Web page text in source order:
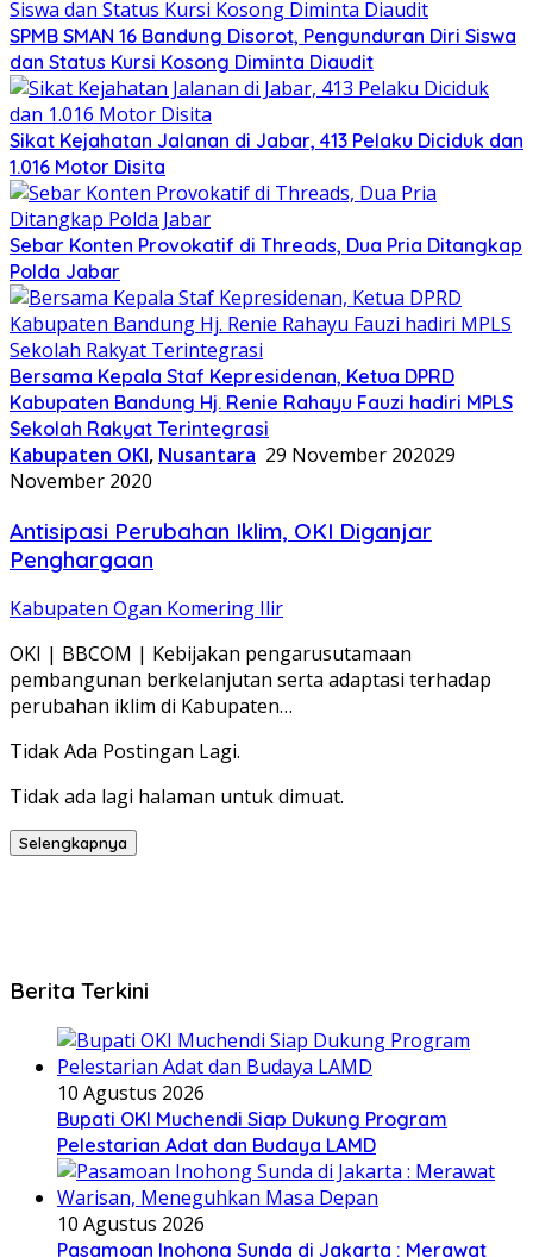
SPMB SMAN 16 Bandung Disorot, Pengunduran Diri Siswa
dan Status Kursi Kosong Diminta Diaudit
Sikat Kejahatan Jalanan di Jabar, 413 Pelaku Diciduk dan
1.016 Motor Disita
Sebar Konten Provokatif di Threads, Dua Pria Ditangkap
Polda Jabar
Bersama Kepala Staf Kepresidenan, Ketua DPRD
Kabupaten Bandung Hj. Renie Rahayu Fauzi hadiri MPLS
Sekolah Rakyat Terintegrasi
Kabupaten OKI, Nusantara 29 November 202029
November 2020
Antisipasi Perubahan Iklim, OKI Diganjar
Penghargaan
Kabupaten Ogan Komering Ilir
OKI | BBCOM | Kebijakan pengarusutamaan
pembangunan berkelanjutan serta adaptasi terhadap
perubahan iklim di Kabupaten…
Tidak Ada Postingan Lagi.
Tidak ada lagi halaman untuk dimuat.
Selengkapnya
Berita Terkini
10 Agustus 2026
Bupati OKI Muchendi Siap Dukung Program
Pelestarian Adat dan Budaya LAMD
10 Agustus 2026
Pasamoan Inohong Sunda di Jakarta : Merawat